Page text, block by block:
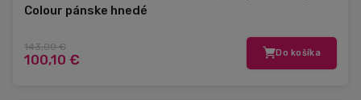
Colour pánske hnedé
143,00 €
100,10 € Do košíka